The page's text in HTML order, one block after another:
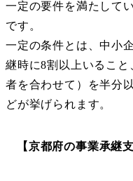
一定の要件を満たして
です。
一定の条件とは、中小
継時に8割以上いるこ
者を合わせて）を半分
どが挙げられます。
【京都府の事業承継